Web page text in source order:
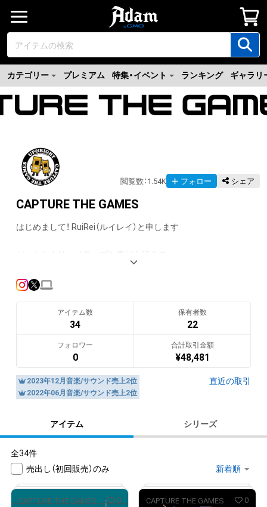
カテゴリー プレミアム 特集・イベント ランキング ギャラリ
閲覧数 ： 1.54K フォロー シェア
CAPTURE THE GAMES
はじめまして！ RuiRei（ルイレイ）と申します
ゲームやクリエイティブな事が大好きで
を攻略する」
私はデザイン事務所、ゲーム会社、放送業界でデザインやCG制
アナログからデジタルまで何でも作る事が大好きです。
現在、クリエイティブな事が大好きな双子の息子達（Rui8bit・
Rei8bit）と一緒に
応援の程よろしくお願いいたします。
Nice to meet you, my name is RUIREI!
アイテム数
34
保有者数
22
フォロワー
0
合計取引金額
¥48,481
2023年12月音楽/サウンド売上2位
2022年06月音楽/サウンド売上2位
直近の取引
アイテム シリーズ
全34件
売出し（初回販売）のみ
CAPTURE THE GAMES 0 CAPTURE THE GAMES 0